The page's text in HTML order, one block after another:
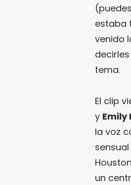
estaba
venido
tema.
El clip
y Emily
la voz
un